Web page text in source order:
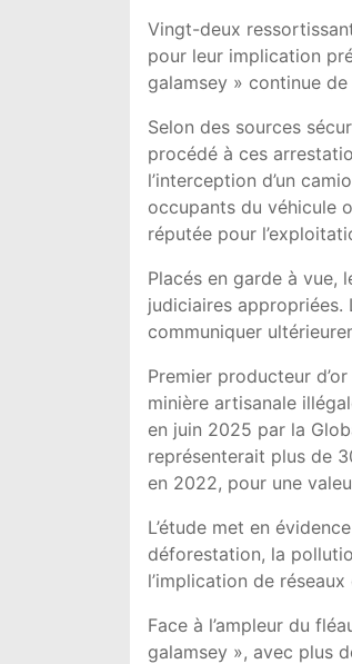
Vingt-deux
pour leur implication
galamsey » continue
Selon des sources
procédé à ces
l’interception d’un
occupants du véhicule
réputée pour
Placés en garde à vue,
judiciaires
communiquer
Premier producteur
minière artisanale
en juin 2025 par la
représenterait plus de
en 2022, pour une
L’étude met en
déforestation, la
l’implication de
Face à l’ampleur du
galamsey », avec plus